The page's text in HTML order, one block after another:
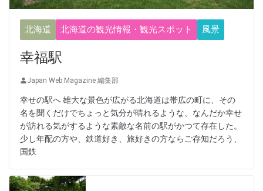
北海道 北海道の観光情報・観光スポット 風景
幸福駅
Japan Web Magazine 編集部
幸せの駅へ 雄大な景色が広がる北海道は帯広の町に、その
名を聞くだけでちょっと気分が晴れるような、なんだか幸せ
が訪れる気がするような素敵な名前の駅がかつて存在した。
少し年配の方や、鉄道好き、旅好きの方ならご存知だろう、
国鉄